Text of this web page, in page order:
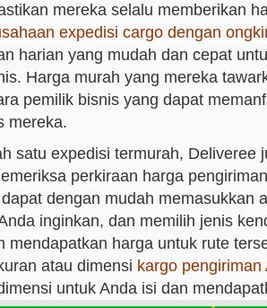
mereka selalu memberikan
expedisi cargo dengan
harian yang mudah dan cepat
Harga murah yang mereka
pemilik bisnis yang dapat
mereka.
satu expedisi termurah, Deliveree
perkiraan harga
dengan mudah memasukkan
inginkan, dan memilih jenis
mendapatkan harga untuk rute
atau dimensi kargo pengiriman
untuk Anda isi dan